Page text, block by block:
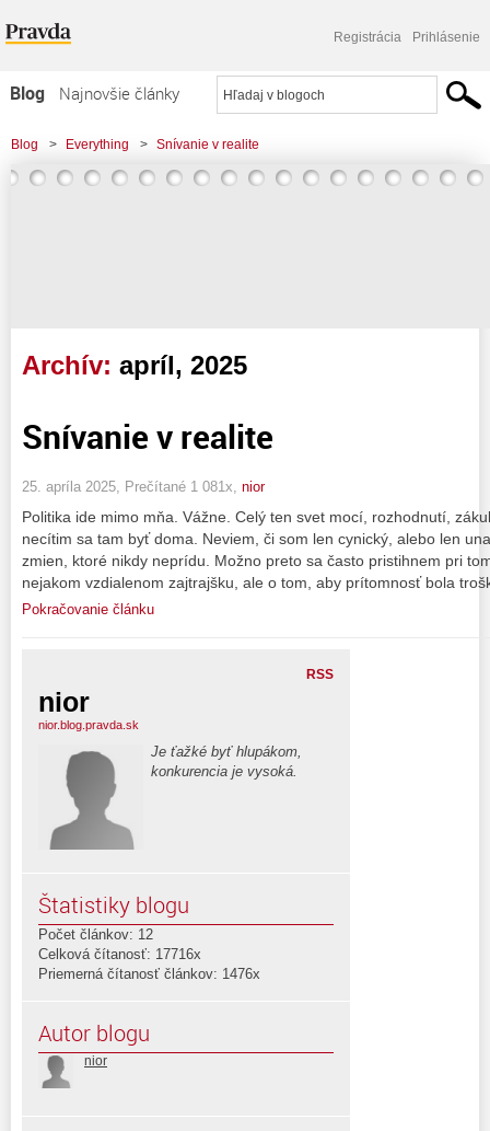
Registrácia Prihlásenie
Blog
Najnovšie články
Najčítanejšie články
Najkomentovanejšie články
Blog > Everything > Snívanie v realite
Archív: apríl, 2025
Snívanie v realite
25. apríla 2025, Prečítané 1 081x, nior
Politika ide mimo mňa. Vážne. Celý ten svet mocí, rozhodnutí,
necítim sa tam byť doma. Neviem, či som len cynický, alebo len
zmien, ktoré nikdy neprídu. Možno preto sa často pristihnem pri
nejakom vzdialenom zajtrajšku, ale o tom, aby prítomnosť bola
Pokračovanie článku
RSS
nior
nior.blog.pravda.sk
Je ťažké byť hlupákom,
konkurencia je vysoká.
Štatistiky blogu
Počet článkov: 12
Celková čítanosť: 17716x
Priemerná čítanosť článkov: 1476x
Autor blogu
nior